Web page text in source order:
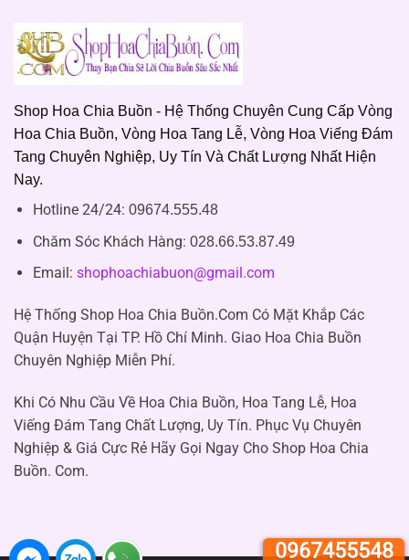
Shop Hoa Chia Buồn - Hệ Thống Chuyên Cung Cấp Vòng
Hoa Chia Buồn, Vòng Hoa Tang Lễ, Vòng Hoa Viếng Đám
Tang Chuyên Nghiệp, Uy Tín Và Chất Lượng Nhất Hiện
Nay.
Hotline 24/24: 09674.555.48
Chăm Sóc Khách Hàng: 028.66.53.87.49
Email: shophoachiabuon@gmail.com
Hệ Thống Shop Hoa Chia Buồn.Com Có Mặt Khắp Các
Quận Huyện Tại TP. Hồ Chí Minh. Giao Hoa Chia Buồn
Chuyên Nghiệp Miễn Phí.
Khi Có Nhu Cầu Về Hoa Chia Buồn, Hoa Tang Lễ, Hoa
Viếng Đám Tang Chất Lượng, Uy Tín. Phục Vụ Chuyên
Nghiệp & Giá Cực Rẻ Hãy Gọi Ngay Cho Shop Hoa Chia
Buồn. Com.
0967455548